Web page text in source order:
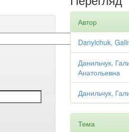
Автор
Danylchuk,
Данильчук,
Анатольевна
Данильчук,
Тема